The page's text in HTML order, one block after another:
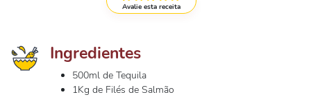
Avalie esta receita
Ingredientes
500ml de Tequila
1Kg de Filés de Salmão